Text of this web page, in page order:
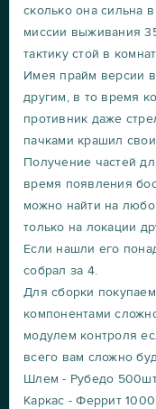
сколько она сильна
миссии выживания
тактику стой в
Имея прайм версии
другим, в то время
противник даже
пачками крашил
Получение частей
время появления
можно найти на
только на локации
Если нашли его
собрал за 4.
Для сборки
компонентами
модулем контроля
всего вам сложно
Шлем - Рубедо
Каркас - Феррит